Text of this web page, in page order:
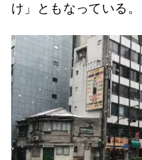
け」ともなっている。